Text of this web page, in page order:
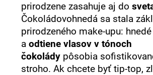
prirodzene zasahuje aj do
Čokoládovohnedá sa stala
prirodzeného make-upu:
aodtiene vlasov v tónoch
čokolády pôsobia
stroho. Ak chcete byť tip-top,